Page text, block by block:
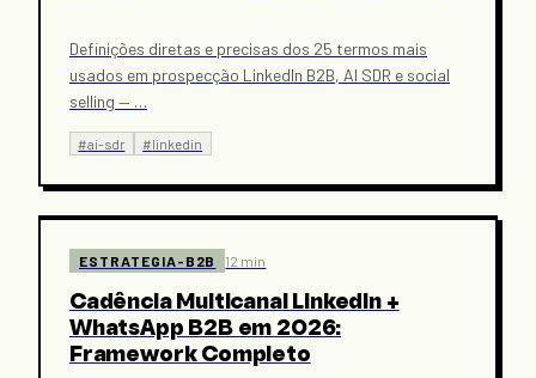
Definições diretas e precisas dos 25 termos mais
usados em prospecção LinkedIn B2B, AI SDR e social
selling — …
#ai-sdr #linkedin
ESTRATEGIA-B2B 12 min
Cadência Multicanal LinkedIn +
WhatsApp B2B em 2026:
Framework Completo